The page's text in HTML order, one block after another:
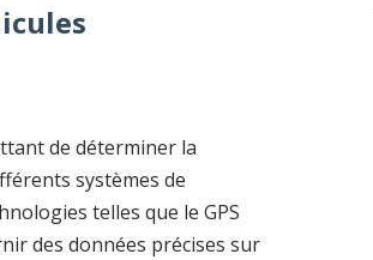
de déterminer la
systèmes de
telles que le GPS
des données précises sur